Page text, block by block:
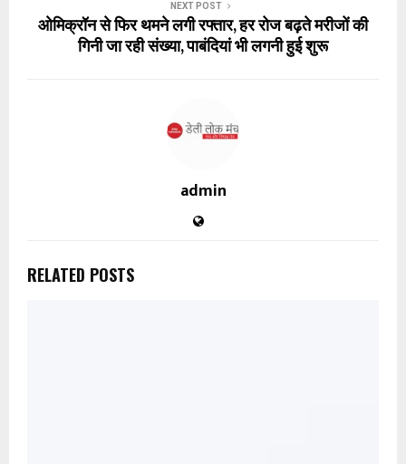
NEXT POST
ओमिक्रॉन से फिर थमने लगी रफ्तार, हर रोज बढ़ते मरीजों की
गिनी जा रही संख्या, पाबंदियां भी लगनी हुई शुरू
admin
RELATED POSTS